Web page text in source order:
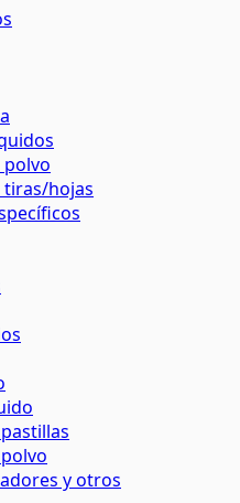
hojas
y otros